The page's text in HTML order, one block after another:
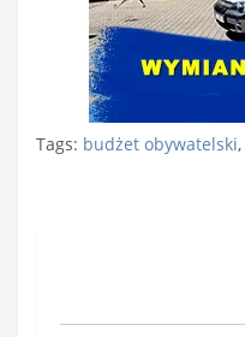
Tags: budżet obywatelski,